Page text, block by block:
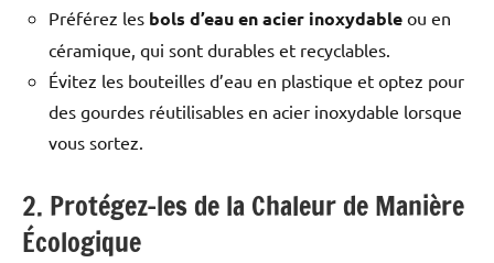
Préférez les bols d’eau en acier inoxydable ou en
céramique, qui sont durables et recyclables.
Évitez les bouteilles d’eau en plastique et optez pour
des gourdes réutilisables en acier inoxydable lorsque
vous sortez.
2. Protégez-les de la Chaleur de Manière
Écologique